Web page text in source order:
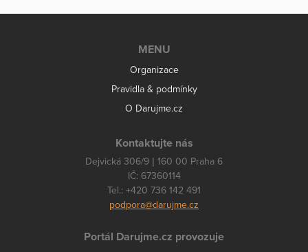
MENU
Organizace
Pravidla & podmínky
O Darujme.cz
Kontaktujte nás
Dejvická 306/9 | 160 00 Praha 6
IČ: 67360114
Tel.: +420 736 142 491
podpora@darujme.cz
Portál Darujme.cz provozuje